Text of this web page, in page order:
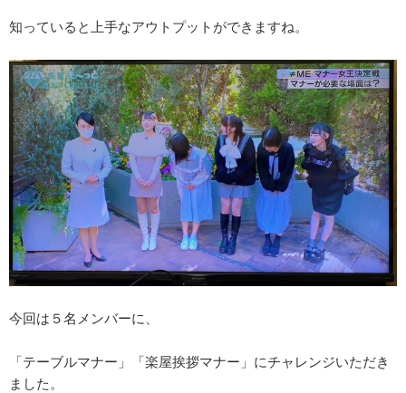
知っていると上手なアウトプットができますね。
今回は５名メンバーに、
「テーブルマナー」「楽屋挨拶マナー」にチャレンジいただき
ました。